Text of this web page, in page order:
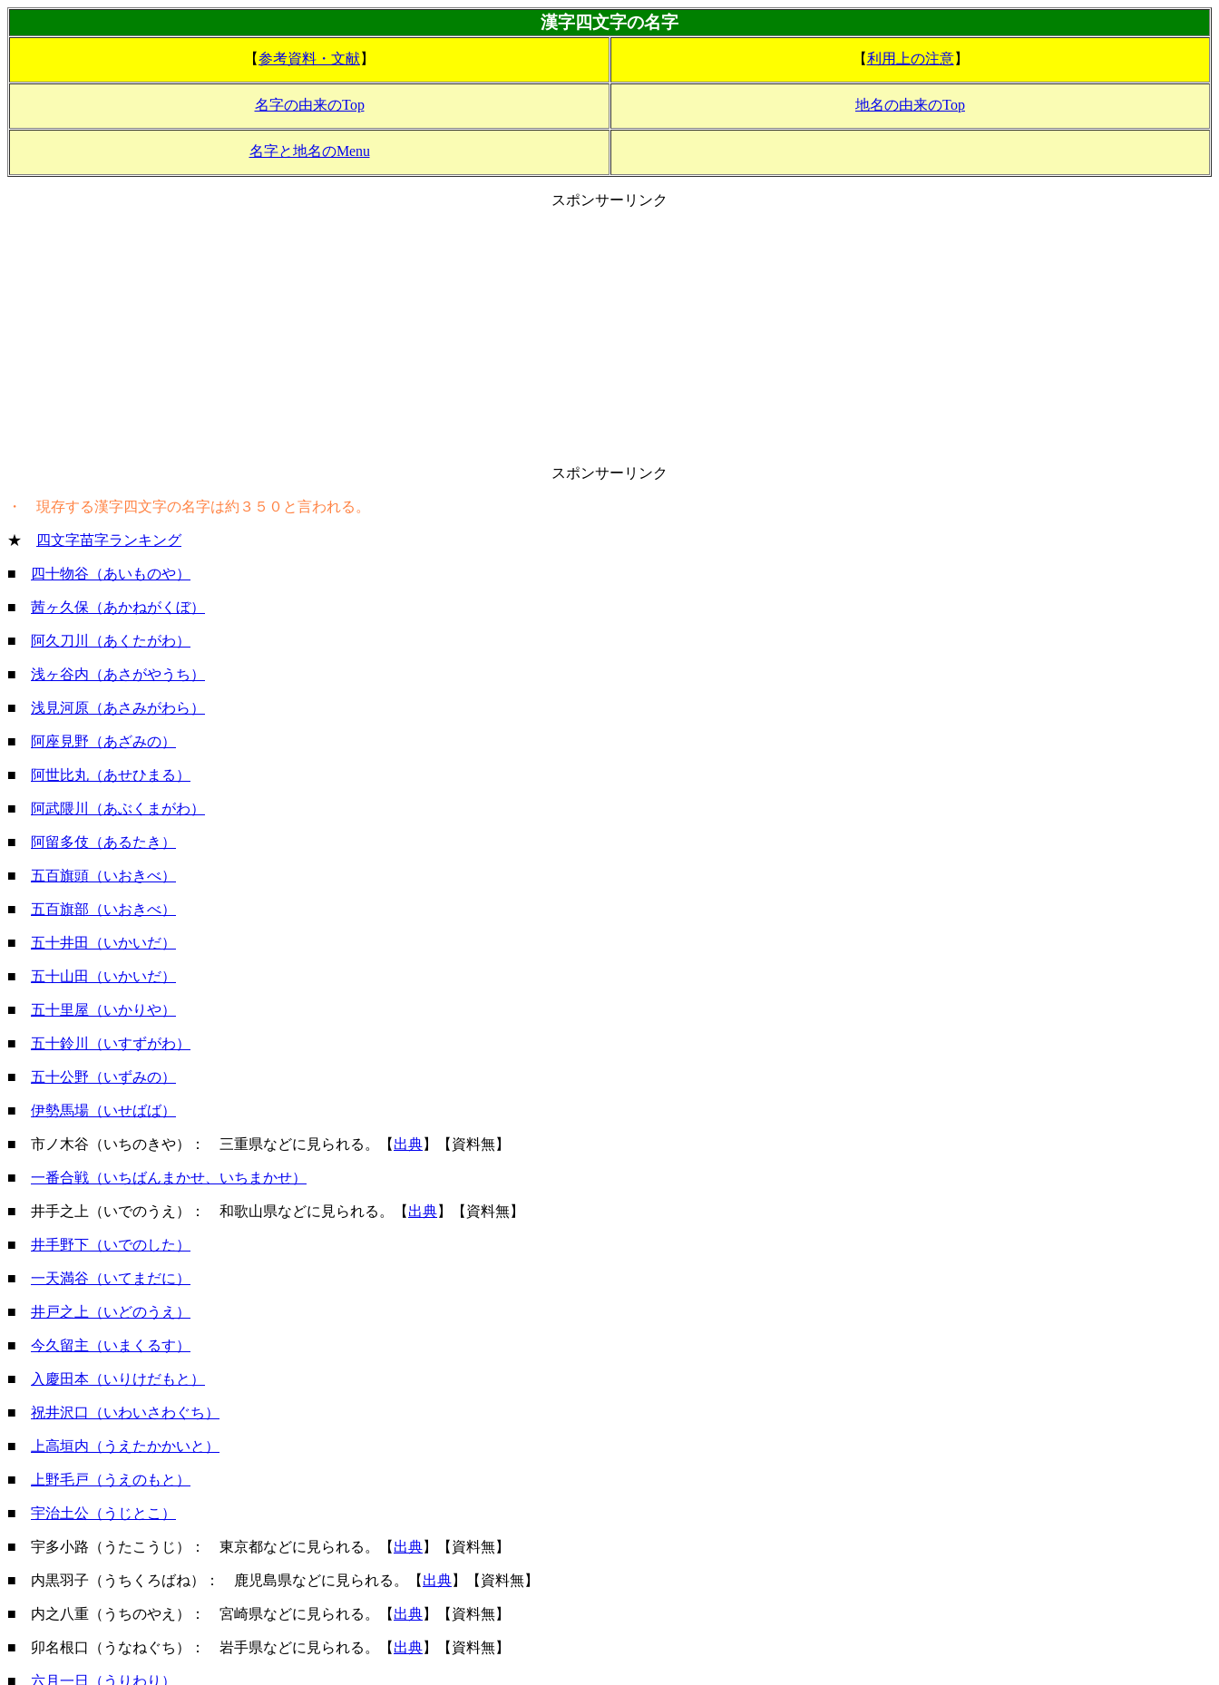
漢字四文字の名字
【参考資料・文献】 【利用上の注意】
名字の由来のTop 地名の由来のTop
名字と地名のMenu
スポンサーリンク
スポンサーリンク
・ 現存する漢字四文字の名字は約３５０と言われる。
★ 四文字苗字ランキング
■ 四十物谷（あいものや）
■ 茜ヶ久保（あかねがくぼ）
■ 阿久刀川（あくたがわ）
■ 浅ヶ谷内（あさがやうち）
■ 浅見河原（あさみがわら）
■ 阿座見野（あざみの）
■ 阿世比丸（あせひまる）
■ 阿武隈川（あぶくまがわ）
■ 阿留多伎（あるたき）
■ 五百旗頭（いおきべ）
■ 五百旗部（いおきべ）
■ 五十井田（いかいだ）
■ 五十山田（いかいだ）
■ 五十里屋（いかりや）
■ 五十鈴川（いすずがわ）
■ 五十公野（いずみの）
■ 伊勢馬場（いせばば）
■ 市ノ木谷（いちのきや）： 三重県などに見られる。【 出典】【資料無】
■ 一番合戦（いちばんまかせ、いちまかせ）
■ 井手之上（いでのうえ）： 和歌山県などに見られる。【 出典】【資料無】
■ 井手野下（いでのした）
■ 一天満谷（いてまだに）
■ 井戸之上（いどのうえ）
■ 今久留主（いまくるす）
■ 入慶田本（いりけだもと）
■ 祝井沢口（いわいさわぐち）
■ 上高垣内（うえたかかいと）
■ 上野毛戸（うえのもと）
■ 宇治土公（うじとこ）
■ 宇多小路（うたこうじ）： 東京都などに見られる。【 出典】【資料無】
■ 内黒羽子（うちくろばね）： 鹿児島県などに見られる。【 出典】【資料無】
■ 内之八重（うちのやえ）： 宮崎県などに見られる。【 出典】【資料無】
■ 卯名根口（うなねぐち）： 岩手県などに見られる。【 出典】【資料無】
■ 六月一日（うりわり）